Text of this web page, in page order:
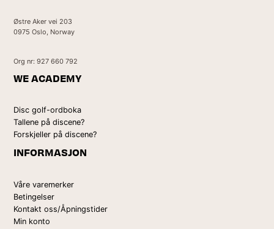
Østre Aker vei 203
0975 Oslo, Norway
Org nr: 927 660 792
WE ACADEMY
Disc golf-ordboka
Tallene på discene?
Forskjeller på discene?
INFORMASJON
Våre varemerker
Betingelser
Kontakt oss/Åpningstider
Min konto